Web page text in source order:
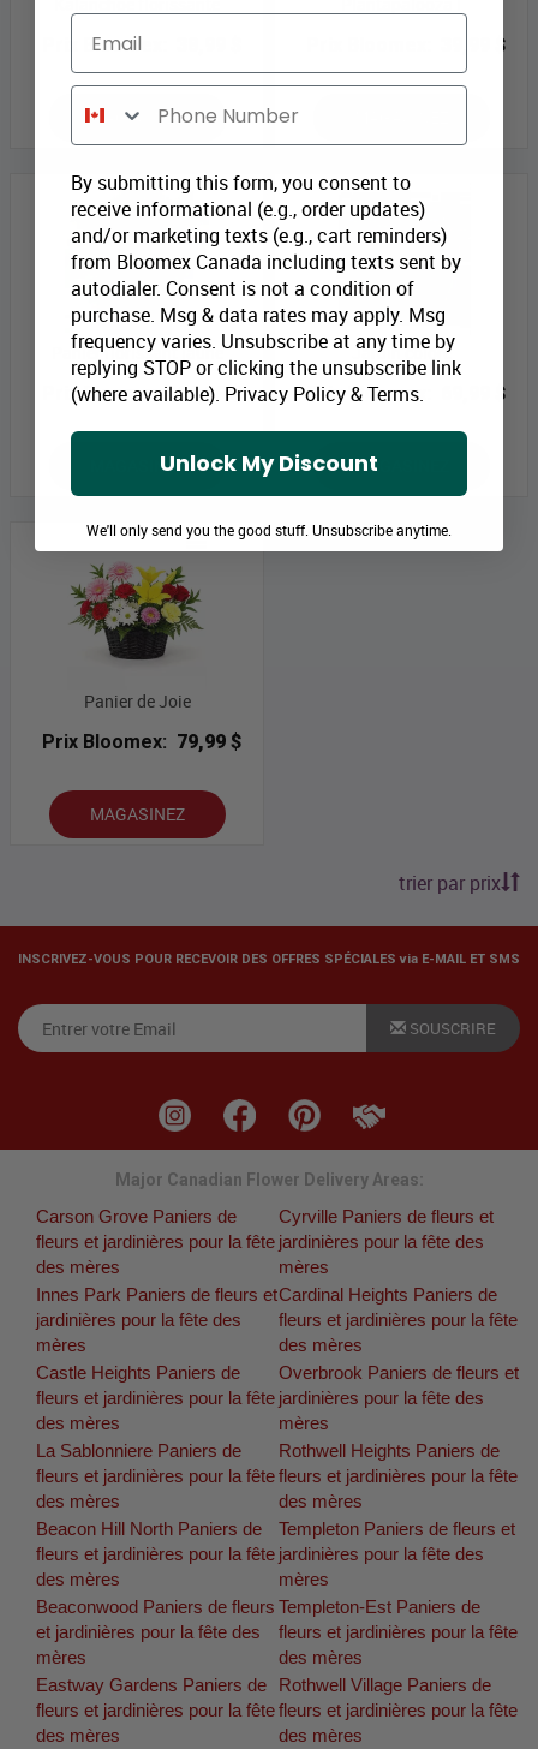
Prix Bloomex:
MAGASINEZ
39,99 $
Panier florissant jaune
Prix Bloomex: 64,99 $
MAGASINEZ
Jardin coloré
Prix Bloomex:
69,99 $
MAGASINEZ
Panier de Joie
Prix Bloomex: 79,99 $
MAGASINEZ
trier par prix
INSCRIVEZ-VOUS POUR RECEVOIR DES OFFRES SPÉCIALES via E-MAIL ET SMS
SOUSCRIRE
Major Canadian Flower Delivery Areas:
Carson Grove Paniers de
fleurs et jardinières pour la fête
des mères
Cyrville Paniers de fleurs et
jardinières pour la fête des
mères
Innes Park Paniers de fleurs et
jardinières pour la fête des
mères
Cardinal Heights Paniers de
fleurs et jardinières pour la fête
des mères
Castle Heights Paniers de
fleurs et jardinières pour la fête
des mères
Overbrook Paniers de fleurs et
jardinières pour la fête des
mères
La Sablonniere Paniers de
fleurs et jardinières pour la fête
des mères
Rothwell Heights Paniers de
fleurs et jardinières pour la fête
des mères
Beacon Hill North Paniers de
fleurs et jardinières pour la fête
des mères
Templeton Paniers de fleurs et
jardinières pour la fête des
mères
Beaconwood Paniers de fleurs
et jardinières pour la fête des
mères
Templeton-Est Paniers de
fleurs et jardinières pour la fête
des mères
Eastway Gardens Paniers de
fleurs et jardinières pour la fête
des mères
Rothwell Village Paniers de
fleurs et jardinières pour la fête
des mères
Email
Phone Number
By submitting this form, you consent to
receive informational (e.g., order updates)
and/or marketing texts (e.g., cart reminders)
from Bloomex Canada including texts sent by
autodialer. Consent is not a condition of
purchase. Msg & data rates may apply. Msg
frequency varies. Unsubscribe at any time by
replying STOP or clicking the unsubscribe link
(where available). Privacy Policy&Terms.
Unlock My Discount
We'll only send you the good stuff. Unsubscribe anytime.